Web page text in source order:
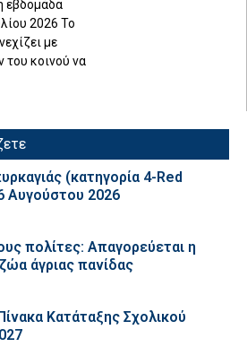
εβδομάδα
2026 Το
με
του κοινού να
(κατηγορία 4-Red
Αυγούστου 2026
πολίτες: Απαγορεύεται η
άγριας πανίδας
Κατάταξης Σχολικού